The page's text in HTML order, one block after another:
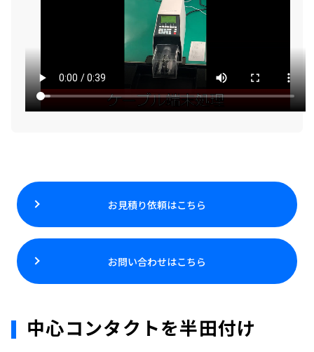
お見積り依頼はこちら
お問い合わせはこちら
中心コンタクトを半田付け